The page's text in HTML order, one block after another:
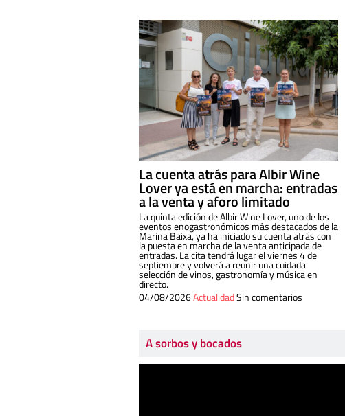
La cuenta atrás para Albir Wine
Lover ya está en marcha: entradas
a la venta y aforo limitado
La quinta edición de Albir Wine Lover, uno de los
eventos enogastronómicos más destacados de la
Marina Baixa, ya ha iniciado su cuenta atrás con
la puesta en marcha de la venta anticipada de
entradas. La cita tendrá lugar el viernes 4 de
septiembre y volverá a reunir una cuidada
selección de vinos, gastronomía y música en
directo.
04/08/2026ActualidadSin comentarios
A sorbos y bocados